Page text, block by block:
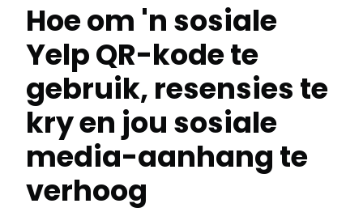
Hoe om 'n sosiale
Yelp QR-kode te
gebruik, resensies te
kry en jou sosiale
media-aanhang te
verhoog